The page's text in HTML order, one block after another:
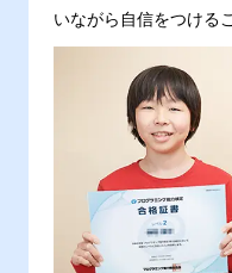
いながら自信をつける